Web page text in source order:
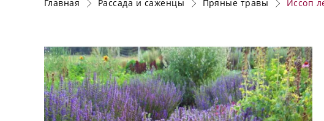
Главная Рассада и саженцы Пряные травы Иссоп